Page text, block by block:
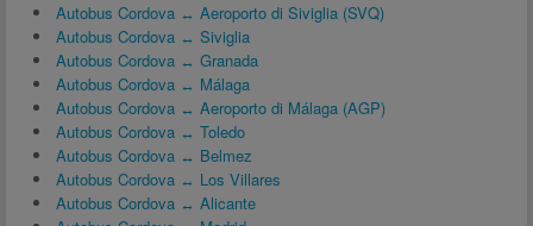
Autobus Cordova ↔ Aeroporto di Siviglia (SVQ)
Autobus Cordova ↔ Siviglia
Autobus Cordova ↔ Granada
Autobus Cordova ↔ Málaga
Autobus Cordova ↔ Aeroporto di Málaga (AGP)
Autobus Cordova ↔ Toledo
Autobus Cordova ↔ Belmez
Autobus Cordova ↔ Los Villares
Autobus Cordova ↔ Alicante